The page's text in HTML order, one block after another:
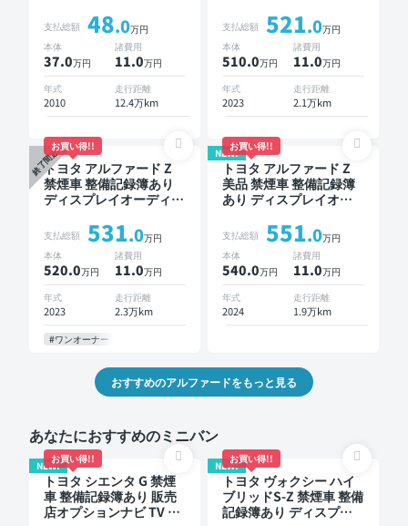
レイオーディオ ※ナビキ
ットあり TV 3列シート
スマートキー ETC バッ
クモニター ドライブレ
コーダー 両側電動スラ
イドドア 7人乗り
支払総額 48.0万円
本体
37.0万円
諸費用
11.0万円
年式
2010
走行距離
12.4万km
TV スマートキー バック
モニター 全方位カメラ
ドライブレコーダー 衝
突軽減 両側電動スライ
ドドア 7人乗り
支払総額 521.0万円
本体
510.0万円
諸費用
11.0万円
年式
2023
走行距離
2.1万km
終了間近
お買い得!!
トヨタ アルファード Z
禁煙車 整備記録簿あり
ディスプレイオーディオ
席モニター ブラインド
スポットモニター デジ
タルインナーミラー オ
ートクルーズ 3列シート
スマートキー ETC 電動
バックドア バックモニ
ター 全方位カメラ ドラ
イブレコーダー 衝突軽
ア 7人乗り
支払総額 531.0万円
本体
520.0万円
諸費用
11.0万円
年式
2023
走行距離
2.3万km
#ワンオーナー
NEW!
お買い得!!
トヨタ アルファード Z
美品 禁煙車 整備記録簿
あり ディスプレイオー
TV 後席モニター ブライ
ンドスポットモニター
デジタルインナーミラー
オートクルーズ 3列シー
ト スマートキー 電動バ
ックドア バックモニタ
ー 全方位カメラ ドライ
人乗り
支払総額 551.0万円
本体
540.0万円
諸費用
11.0万円
年式
2024
走行距離
1.9万km
おすすめのアルファードをもっと見る
あなたにおすすめのミニバン
NEW!
お買い得!!
トヨタ シエンタ G 禁煙
車 整備記録簿あり 販売
店オプションナビ TV ブ
NEW!
お買い得!!
トヨタ ヴォクシー ハイ
ブリッドS-Z 禁煙車 整備
記録簿あり ディスプレ